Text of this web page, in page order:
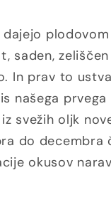
saden,
In prav to
našega prvega
svežih oljk
do decembra
okusov